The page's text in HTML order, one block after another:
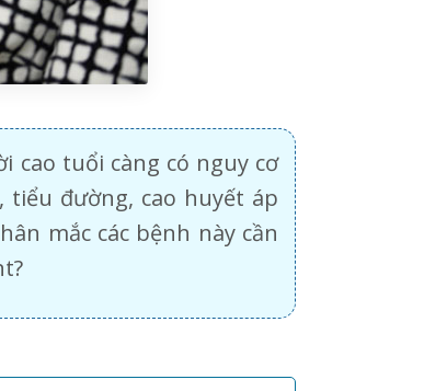
cao tuổi càng có nguy cơ
tiểu đường, cao huyết áp
mắc các bệnh này cần